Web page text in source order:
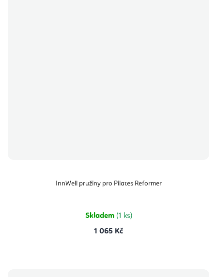
InnWell pružiny pro Pilates Reformer
Skladem (1 ks)
1 065 Kč